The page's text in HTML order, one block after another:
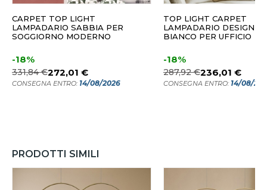
CARPET TOP LIGHT
LAMPADARIO SABBIA PER
SOGGIORNO MODERNO
-18%
331,84 €272,01 €
CONSEGNA ENTRO: 14/08/2026
TOP LIGHT CARPET
LAMPADARIO DESIGN
BIANCO PER UFFICIO
-18%
287,92 €236,01 €
CONSEGNA ENTRO: 14/08/
PRODOTTI SIMILI